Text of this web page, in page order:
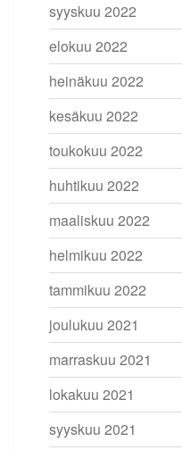
syyskuu 2022
elokuu 2022
heinäkuu 2022
kesäkuu 2022
toukokuu 2022
huhtikuu 2022
maaliskuu 2022
helmikuu 2022
tammikuu 2022
joulukuu 2021
marraskuu 2021
lokakuu 2021
syyskuu 2021